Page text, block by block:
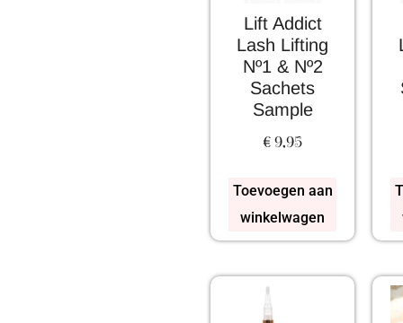
Lift Addict
Lash Lifting
Nº1 & Nº2
Sachets
Sample
€9,95
Toevoegen aan
winkelwagen